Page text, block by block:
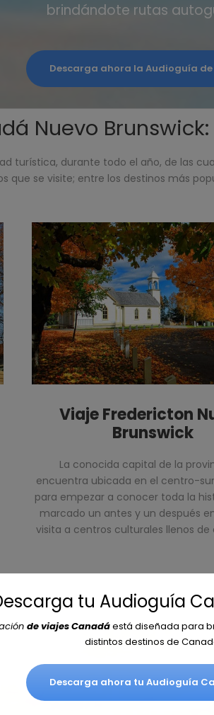
brindándote rutas
Descarga ahora la Audioguía
Nuevo
turística, durante todo el año, de las
que se visite; entre los destinos más
Viaje Fredericton
Brunswick
La conocida capital de la
encuentra ubicada en el centro-
para empezar a conocer toda la
marcado un antes y un después
visita a centros culturales llenos de
en tu
tu Audioguía
de viajes Canadáestá diseñada para
distintos destinos de
Descarga ahora tu Audioguía